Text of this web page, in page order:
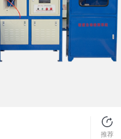
推荐